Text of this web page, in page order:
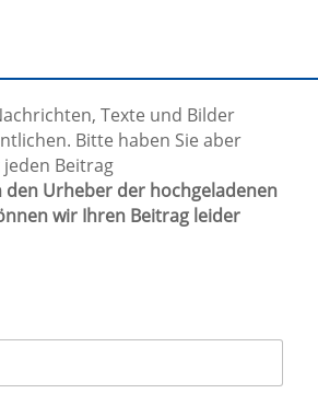
Texte und Bilder
Bitte haben Sie aber
Beitrag
Urheber der hochgeladenen
wir Ihren Beitrag leider